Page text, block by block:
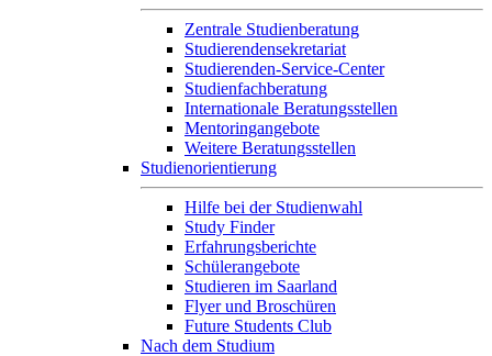
Zentrale Studienberatung
Studierendensekretariat
Studierenden-Service-Center
Studienfachberatung
Internationale Beratungsstellen
Mentoringangebote
Weitere Beratungsstellen
Studienorientierung
Hilfe bei der Studienwahl
Study Finder
Erfahrungsberichte
Schülerangebote
Studieren im Saarland
Flyer und Broschüren
Future Students Club
Nach dem Studium